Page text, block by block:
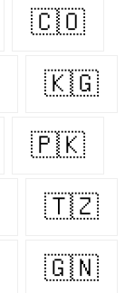
🇨🇴
🇰🇬
🇵🇰
🇹🇿
🇬🇳